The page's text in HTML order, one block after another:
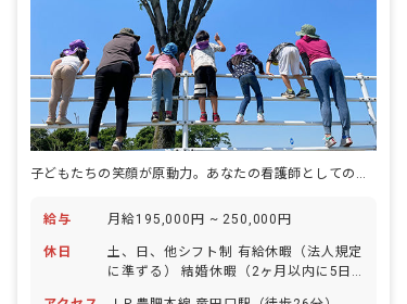
子どもたちの笑顔が原動力。あなたの看護師としての経験、ここで活かしませんか？
給与 月給195,000円 ~ 250,000円
休日
土、日、他シフト制 有給休暇（法人規定
に準ずる） 結婚休暇（2ヶ月以内に5日